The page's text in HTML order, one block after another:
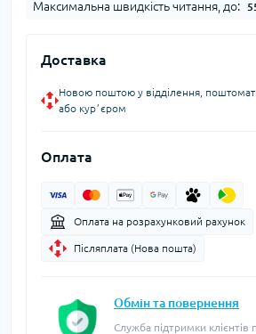
Максимальна швидкість читання, до:
Доставка
Новою поштою у відділення,
або курʼєром
Оплата
Оплата на розрахунковий рахунок
Післяплата (Нова пошта)
Обмін та повернення
Служба підтримки клієнтів